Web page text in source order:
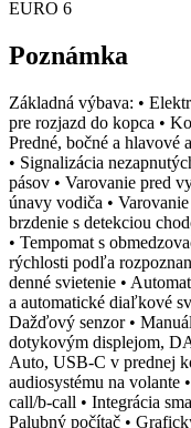
EURO 6
Poznámka
Základná výbava: •
pre rozjazd do kopca •
Predné, bočné a hlavové
• Signalizácia
pásov • Varovanie pred
únavy vodiča •
brzdenie s detekciou
• Tempomat s
rýchlosti podľa
denné svietenie •
a automatické diaľkové
Dažďový senzor •
dotykovým displejom,
Auto, USB-C v prednej
audiosystému na volante
call/b-call • Integrácia
Palubný počítač •